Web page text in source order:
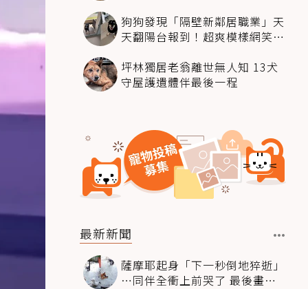
狗狗發現「隔壁新鄰居職業」天
天翻陽台報到！超爽模樣網笑
坪林獨居老翁離世無人知 13犬
守屋護遺體伴最後一程
最新新聞
薩摩耶起身「下一秒倒地猝逝」
…同伴全衝上前哭了 最後畫面